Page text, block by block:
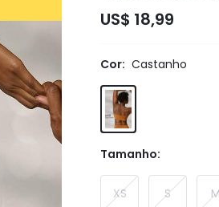
US$ 18,99
Cor: Castanho
Tamanho:
XS S